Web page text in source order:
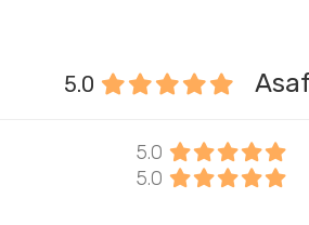
5.0
5.0
5.0